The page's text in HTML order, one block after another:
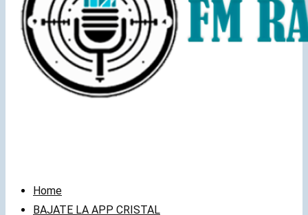
Home
BAJATE LA APP CRISTAL